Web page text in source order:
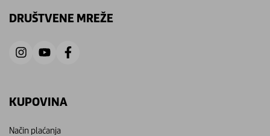
DRUŠTVENE MREŽE
KUPOVINA
Način plaćanja